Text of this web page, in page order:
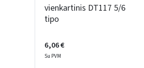
vienkartinis DT117 5/6
tipo
6,06 €
Su PVM